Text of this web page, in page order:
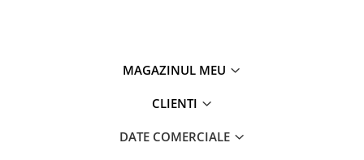
MAGAZINUL MEU
CLIENTI
DATE COMERCIALE